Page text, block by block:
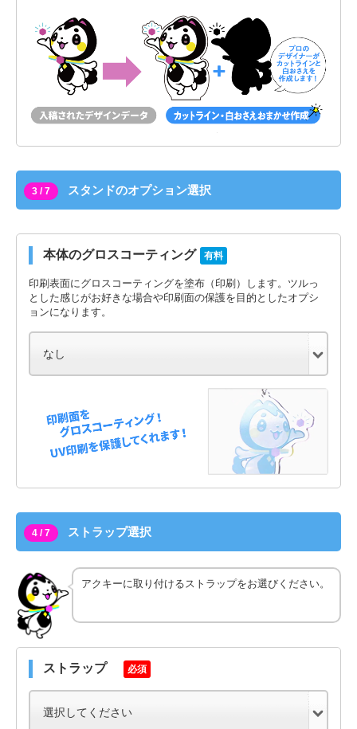
3 / 7 スタンドのオプション選択
本体のグロスコーティング 有料
印刷表面にグロスコーティングを塗布（印刷）します。ツルっ
とした感じがお好きな場合や印刷面の保護を目的としたオプシ
ョンになります。
4 / 7 ストラップ選択
アクキーに取り付けるストラップをお選びください。
ストラップ 必須